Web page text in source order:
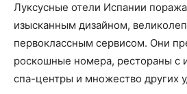
Луксусные отели Испании
изысканным дизайном,
первоклассным сервисом. Они
роскошные номера, рестораны с
спа-центры и множество других